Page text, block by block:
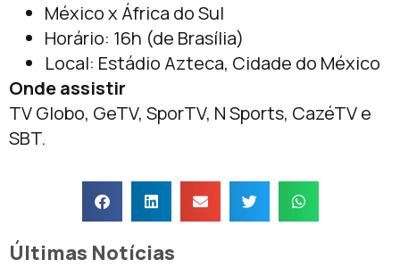
México x África do Sul
Horário: 16h (de Brasília)
Local: Estádio Azteca, Cidade do México
Onde assistir
TV Globo, GeTV, SporTV, N Sports, CazéTV e
SBT.
Últimas Notícias